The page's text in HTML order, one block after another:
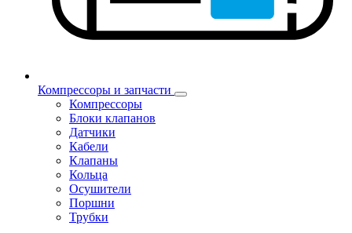
Компрессоры и запчасти
Компрессоры
Блоки клапанов
Датчики
Кабели
Клапаны
Кольца
Осушители
Поршни
Трубки